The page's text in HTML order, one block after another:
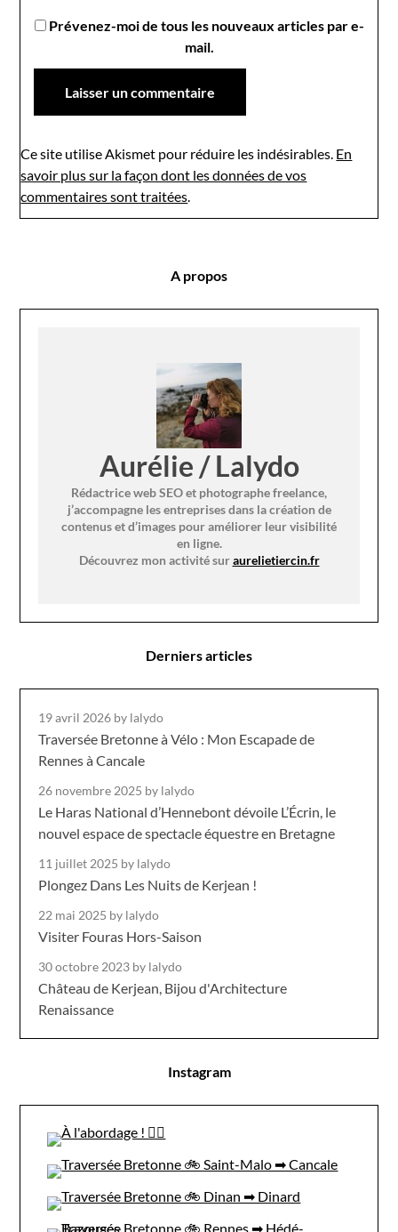
Prévenez-moi de tous les nouveaux articles par e-
mail.
Ce site utilise Akismet pour réduire les indésirables. En
savoir plus sur la façon dont les données de vos
commentaires sont traitées.
A propos
Aurélie / Lalydo
Rédactrice web SEO et photographe freelance,
j’accompagne les entreprises dans la création de
contenus et d’images pour améliorer leur visibilité
en ligne.
Découvrez mon activité suraurelietiercin.fr
Derniers articles
19 avril 2026 by lalydo
Traversée Bretonne à Vélo : Mon Escapade de
Rennes à Cancale
26 novembre 2025 by lalydo
Le Haras National d’Hennebont dévoile L’Écrin, le
nouvel espace de spectacle équestre en Bretagne
11 juillet 2025 by lalydo
Plongez Dans Les Nuits de Kerjean !
22 mai 2025 by lalydo
Visiter Fouras Hors-Saison
30 octobre 2023 by lalydo
Château de Kerjean, Bijou d'Architecture
Renaissance
Instagram